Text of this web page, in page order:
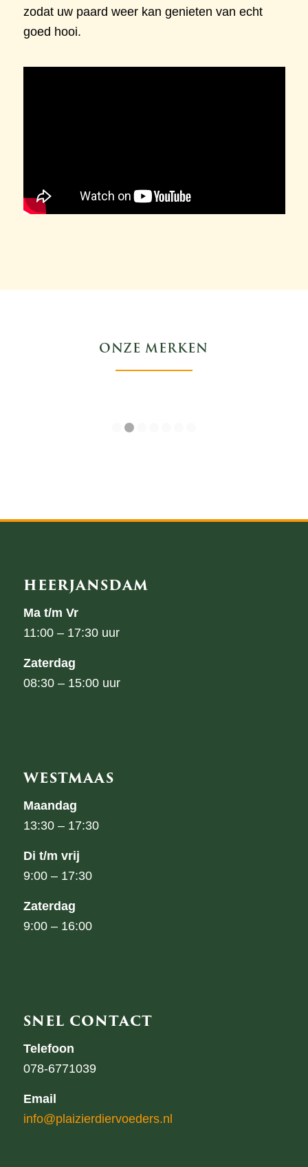
zodat uw paard weer kan genieten van echt
goed hooi.
ONZE MERKEN
HEERJANSDAM
Ma t/m Vr
11:00 – 17:30 uur
Zaterdag
08:30 – 15:00 uur
WESTMAAS
Maandag
13:30 – 17:30
Di t/m vrij
9:00 – 17:30
Zaterdag
9:00 – 16:00
SNEL CONTACT
Telefoon
078-6771039
Email
info@plaizierdiervoeders.nl